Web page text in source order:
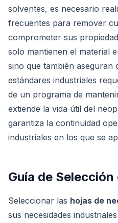
solventes, es necesario
frecuentes para remover
comprometer sus
solo mantienen el material
sino que también aseguran
estándares industriales
de un programa de
extiende la vida útil del
garantiza la continuidad
industriales en los que se
Guía de
Seleccionar las hojas de
sus necesidades